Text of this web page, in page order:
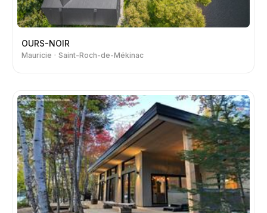
OURS-NOIR
Mauricie Saint-Roch-de-Mékinac